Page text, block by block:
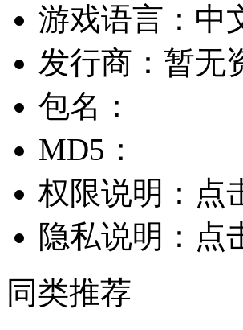
游戏语言： 中
发行商： 暂无
包名：
MD5：
权限说明： 点
隐私说明： 点
同类推荐